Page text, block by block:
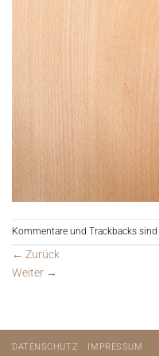
Kommentare und Trackbacks
← Zurück
Weiter →
DATENSCHUTZ IMPRESSUM